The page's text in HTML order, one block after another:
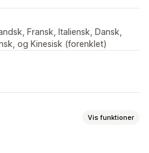
Fransk, Italiensk, Dansk,
og Kinesisk (forenklet)
Vis funktioner